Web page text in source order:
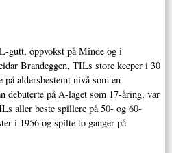
gutt, oppvokst på Minde og i
Brandeggen, TILs store keeper i 30
aldersbestemt nivå som en
debuterte på A-laget som 17-åring, var
aller beste spillere på 50- og 60-
i 1956 og spilte to ganger på